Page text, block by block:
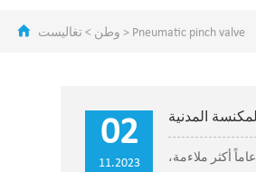
وطن > تغاليست > Pneumatic pinch valve
02
11.2023
السوق المدني يقترح المراحيض الكهربائية في الصينإن الصين دولة ذات تعداد سكاني ضخم. ليجعلوا الناس#يعيش 39 عاماً أكثر ملاءمة،